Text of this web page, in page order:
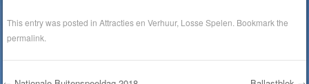
This entry was posted inAttracties en Verhuur, Losse Spelen . Bookmark the
permalink